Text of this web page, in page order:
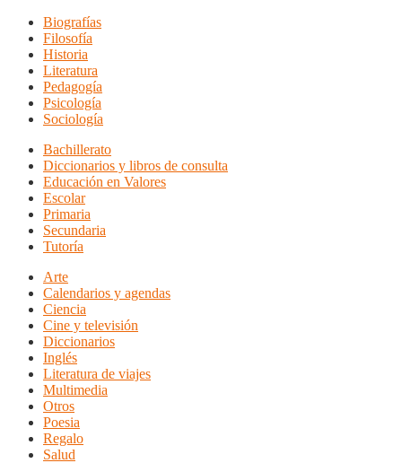
Biografías
Filosofía
Historia
Literatura
Pedagogía
Psicología
Sociología
Bachillerato
Diccionarios y libros de consulta
Educación en Valores
Escolar
Primaria
Secundaria
Tutoría
Arte
Calendarios y agendas
Ciencia
Cine y televisión
Diccionarios
Inglés
Literatura de viajes
Multimedia
Otros
Poesia
Regalo
Salud